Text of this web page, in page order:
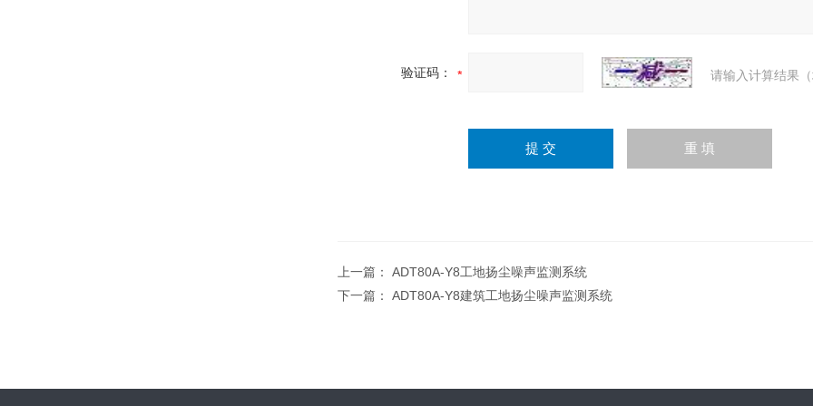
验证码： 请输入计算结果
上一篇： ADT80A-Y8工地扬尘噪声监测系统
下一篇： ADT80A-Y8建筑工地扬尘噪声监测系统